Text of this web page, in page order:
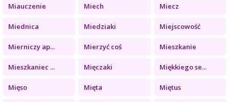
Miauczenie Miech Miecz
Miednica Miedziaki Miejscowość
Mierniczy ap... Mierzyć coś Mieszkanie
Mieszkaniec ... Mięczaki Miękkiego se...
Mięso Mięta Miętus